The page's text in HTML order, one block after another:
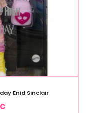
Enid Sinclair
€